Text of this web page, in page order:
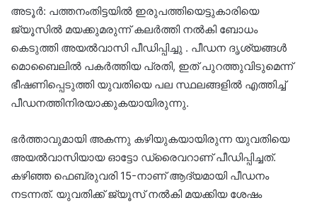
അടൂർ: പത്തനംതിട്ടയിൽ ഇരുപത്തിയെട്ടുകാരിയെ
ജ്യൂസിൽ മയക്കുമരുന്ന് കലർത്തി നൽകി ബോധം
കെടുത്തി അയൽവാസി പീഡിപ്പിച്ചു . പീഡന ദൃശ്യങ്ങൾ
മൊബൈലിൽ പകർത്തിയ പ്രതി, ഇത് പുറത്തുവിടുമെന്ന്
ഭീഷണിപ്പെടുത്തി യുവതിയെ പല സ്ഥലങ്ങളിൽ എത്തിച്ച്
പീഡനത്തിനിരയാക്കുകയായിരുന്നു.
ഭർത്താവുമായി അകന്നു കഴിയുകയായിരുന്ന യുവതിയെ
അയൽവാസിയായ ഓട്ടോ ഡ്രൈവറാണ് പീഡിപ്പിച്ചത്.
കഴിഞ്ഞ ഫെബ്രുവരി 15-നാണ് ആദ്യമായി പീഡനം
നടന്നത്. യുവതിക്ക് ജ്യൂസ് നൽകി മയക്കിയ ശേഷം